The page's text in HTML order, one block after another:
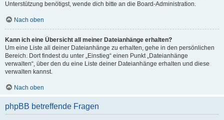
Unterstützung benötigst, wende dich bitte an die Board-Administration.
Nach oben
Kann ich eine Übersicht all meiner Dateianhänge erhalten?
Um eine Liste all deiner Dateianhänge zu erhalten, gehe in den persönlichen
Bereich. Dort findest du unter „Einstieg“ einen Punkt „Dateianhänge
verwalten“, über den du eine Liste deiner Dateianhänge erhalten und diese
verwalten kannst.
Nach oben
phpBB betreffende Fragen